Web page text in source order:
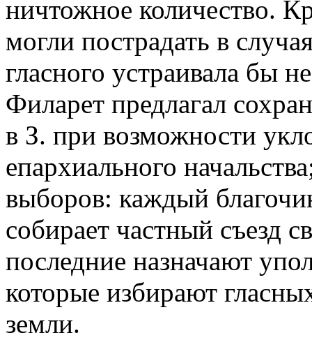
ничтожное количество.
могли пострадать в
гласного устраивала бы
Филарет предлагал
в З. при возможности
епархиального
выборов: каждый
собирает частный съезд
последние назначают
которые избирают
земли.